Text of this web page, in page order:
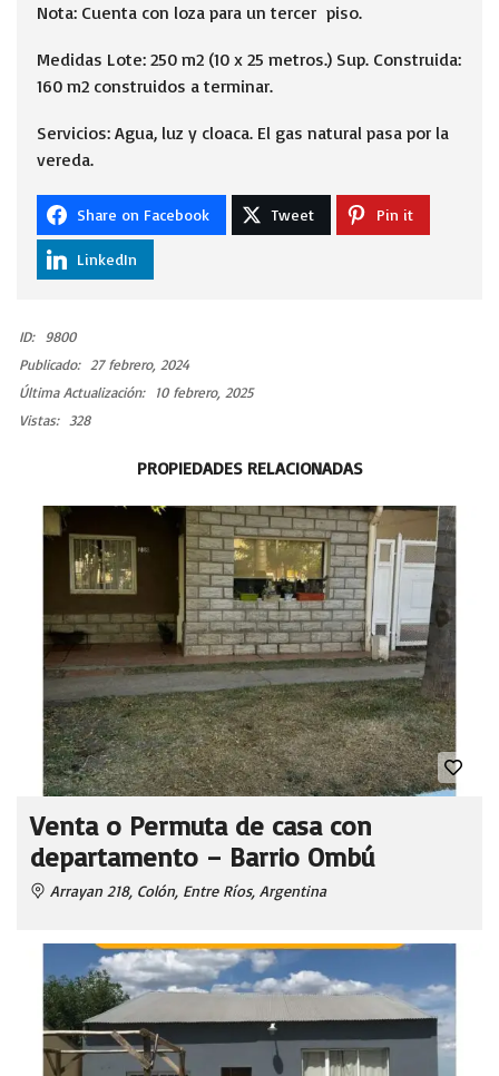
Nota: Cuenta con loza para un tercer piso.
Medidas Lote: 250 m2 (10 x 25 metros.) Sup. Construida:
160 m2 construidos a terminar.
Servicios: Agua, luz y cloaca. El gas natural pasa por la
vereda.
Share on Facebook Tweet Pin it
LinkedIn
ID:
9800
Publicado:
27 febrero, 2024
Última Actualización:
10 febrero, 2025
Vistas:
328
PROPIEDADES RELACIONADAS
Venta o Permuta de casa con
departamento – Barrio Ombú
Arrayan 218, Colón, Entre Ríos, Argentina